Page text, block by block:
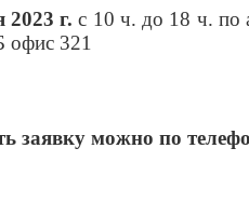
2023 г. с 10 ч. до 18 ч. по
офис 321
заявку можно по